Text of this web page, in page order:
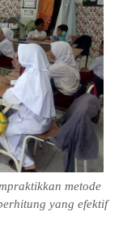
metode
yang efektif